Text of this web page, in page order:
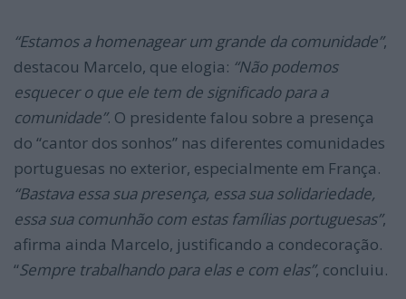
“Estamos a homenagear um grande da comunidade”,
destacou Marcelo, que elogia: “Não podemos
esquecer o que ele tem de significado para a
comunidade”. O presidente falou sobre a presença
do “cantor dos sonhos” nas diferentes comunidades
portuguesas no exterior, especialmente em França.
“Bastava essa sua presença, essa sua solidariedade,
essa sua comunhão com estas famílias portuguesas”,
afirma ainda Marcelo, justificando a condecoração.
“Sempre trabalhando para elas e com elas”, concluiu.